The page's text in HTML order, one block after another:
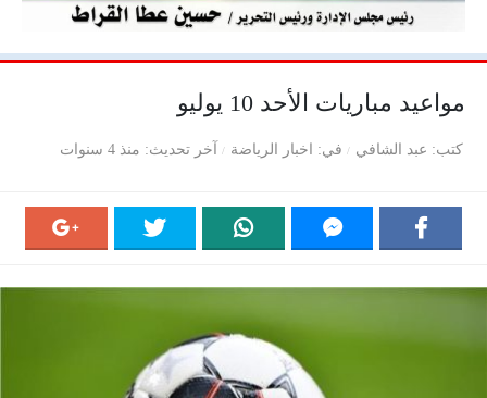
مواعيد مباريات الأحد 10 يوليو
كتب عبد الشافي في اخبار الرياضة آخر تحديث منذ 4 سنوات